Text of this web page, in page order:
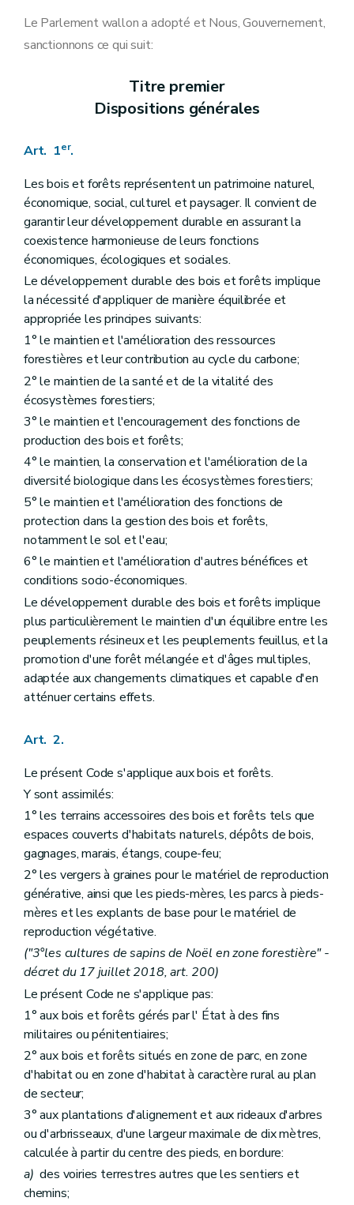
Art. 13
Art. 14bis
Section 2 Dispositions particulières à certains modes de locomotion ou à certaines activités
Art. 22
Art. 23
Art. 24
Section 3 Dispositions particulières aux balisages, aux balises, aux aires et aux zones délimitées accessibles aux activités de jeunesse et aux mouvements encadrés à vocation pédagogique ou thérapeutique
Art. 25
Art. 26
Art. 27
Art. 28
Art. 29
Chapitre V Des subventions
Art. 30
Chapitre VI De la conservation des bois et forêts
Art. 31
Art. 32
Art. 33
Art. 34
Art. 35
Art. 36
Art. 37
Art. 38
Art. 39
Art. 40
Art. 41
Art. 42
Art. 43
Art. 44
Art. 45
Art. 46
Art. 47
Art. 48
Art. 49
Art. 50
Art. 51
Titre IV Du régime forestier
Chapitre premier
Chapitre II Des agents
Chapitre III
Art. 57
Art. 58
Art. 59
Art. 60
Art. 61
Art. 62
Art. 63
Art. 64
Art. 65
Art. 66
Art. 67
Art. 68
Art. 69
Art. 70
Chapitre IV De la conservation des bois et forêts
Art. 71
Chapitre V Des ventes de coupe, d'arbres ou de produits de la forêt
Section première Dispositions générales
Art. 72
Art. 73
Art. 74
Art. 75
Art. 76
Art. 77
Art. 78
Section 2
Le Parlement wallon a adopté et Nous, Gouvernement,
sanctionnons ce qui suit:
Titre premier
Dispositions générales
Art. 1er.
Les bois et forêts représentent un patrimoine naturel,
économique, social, culturel et paysager. Il convient de
garantir leur développement durable en assurant la
coexistence harmonieuse de leurs fonctions
économiques, écologiques et sociales.
Le développement durable des bois et forêts implique
la nécessité d'appliquer de manière équilibrée et
appropriée les principes suivants:
1° le maintien et l'amélioration des ressources
forestières et leur contribution au cycle du carbone;
2° le maintien de la santé et de la vitalité des
écosystèmes forestiers;
3° le maintien et l'encouragement des fonctions de
production des bois et forêts;
4° le maintien, la conservation et l'amélioration de la
diversité biologique dans les écosystèmes forestiers;
5° le maintien et l'amélioration des fonctions de
protection dans la gestion des bois et forêts,
notamment le sol et l'eau;
6° le maintien et l'amélioration d'autres bénéfices et
conditions socio-économiques.
Le développement durable des bois et forêts implique
plus particulièrement le maintien d'un équilibre entre les
peuplements résineux et les peuplements feuillus, et la
promotion d'une forêt mélangée et d'âges multiples,
adaptée aux changements climatiques et capable d'en
atténuer certains effets.
Art. 2.
Le présent Code s'applique aux bois et forêts.
Y sont assimilés:
1° les terrains accessoires des bois et forêts tels que
espaces couverts d'habitats naturels, dépôts de bois,
gagnages, marais, étangs, coupe-feu;
2° les vergers à graines pour le matériel de reproduction
générative, ainsi que les pieds-mères, les parcs à pieds-
mères et les explants de base pour le matériel de
reproduction végétative.
("3°les cultures de sapins de Noël en zone forestière" -
décret du 17 juillet 2018, art. 200)
Le présent Code ne s'applique pas:
1° aux bois et forêts gérés par l' État à des fins
militaires ou pénitentiaires;
2° aux bois et forêts situés en zone de parc, en zone
d'habitat ou en zone d'habitat à caractère rural au plan
de secteur;
3° aux plantations d'alignement et aux rideaux d'arbres
ou d'arbrisseaux, d'une largeur maximale de dix mètres,
calculée à partir du centre des pieds, en bordure:
a) des voiries terrestres autres que les sentiers et
chemins;